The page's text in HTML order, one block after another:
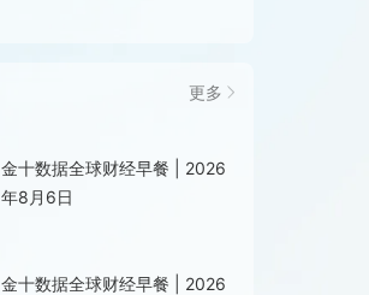
更多
金十数据全球财经早餐 | 2026
年8月6日
金十数据全球财经早餐 | 2026